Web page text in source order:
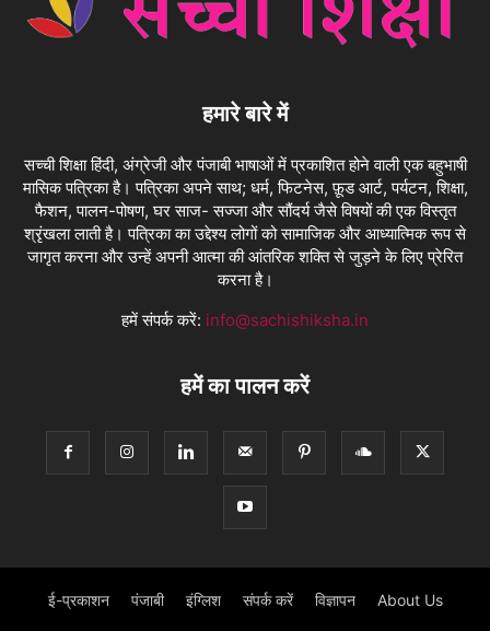
हमारे बारे में
सच्ची शिक्षा हिंदी, अंग्रेजी और पंजाबी भाषाओं में प्रकाशित होने वाली एक बहुभाषी
मासिक पत्रिका है। पत्रिका अपने साथ; धर्म, फिटनेस, फ़ूड आर्ट, पर्यटन, शिक्षा,
फैशन, पालन-पोषण, घर साज- सज्जा और सौंदर्य जैसे विषयों की एक विस्तृत
श्रृंखला लाती है। पत्रिका का उद्देश्य लोगों को सामाजिक और आध्यात्मिक रूप से
जागृत करना और उन्हें अपनी आत्मा की आंतरिक शक्ति से जुड़ने के लिए प्रेरित
करना है।
हमें संपर्क करें: info@sachishiksha.in
हमें का पालन करें
ई-प्रकाशन पंजाबी इंग्लिश संपर्क करें विज्ञापन About Us